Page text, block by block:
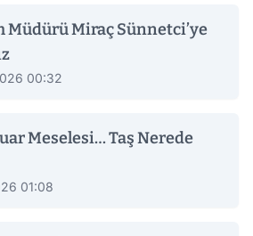
Miraç Sünnetci’ye
00:32
Meselesi… Taş Nerede
01:08